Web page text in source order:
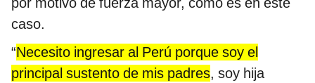
caso.
“Necesito ingresar al Perú porque soy el
principal sustento de mis padres, soy hija